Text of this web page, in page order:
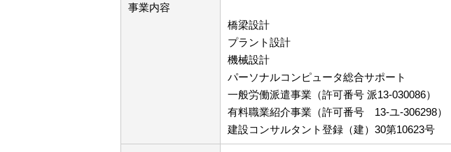
事業内容
橋梁設計
プラント設計
機械設計
パーソナルコンピュータ総合サポート
一般労働派遣事業（許可番号 派13-030086）
有料職業紹介事業（許可番号 13-ユ-306298）
建設コンサルタント登録（建）30第10623号